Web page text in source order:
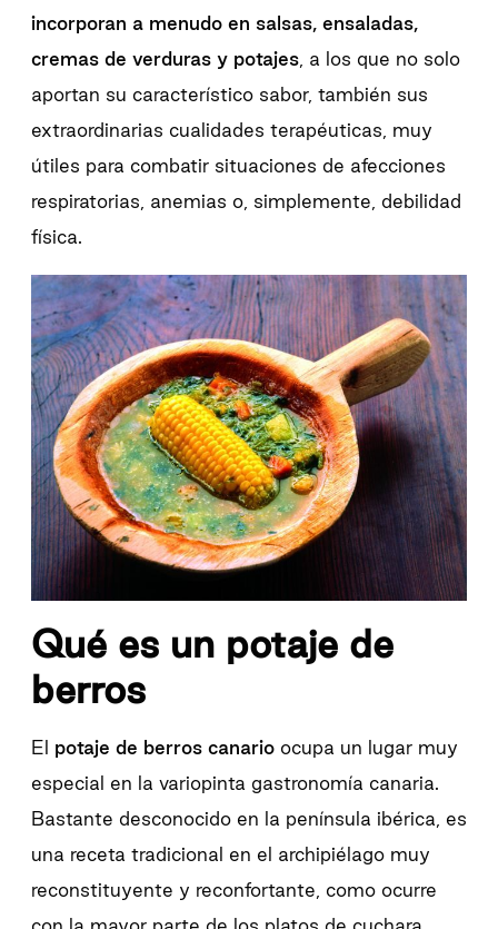
incorporan a menudo en salsas, ensaladas,
cremas de verduras y potajes, a los que no solo
aportan su característico sabor, también sus
extraordinarias cualidades terapéuticas, muy
útiles para combatir situaciones de afecciones
respiratorias, anemias o, simplemente, debilidad
física.
Qué es un potaje de
berros
El potaje de berros canarioocupa un lugar muy
especial en la variopinta gastronomía canaria.
Bastante desconocido en la península ibérica, es
una receta tradicional en el archipiélago muy
reconstituyente y reconfortante, como ocurre